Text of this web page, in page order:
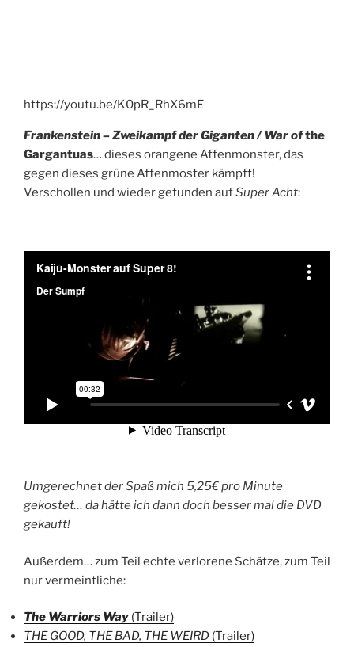
https://youtu.be/K0pR_RhX6mE
Frankenstein – Zweikampf der Giganten / War ofthe
Gargantuas… dieses orangene Affenmonster, das
gegen dieses grüne Affenmoster kämpft!
Verschollen und wieder gefunden aufSuper Acht:
Umgerechnet der Spaß mich 5,25€ pro Minute
gekostet… da hätte ich dann doch besser mal die DVD
gekauft!
Außerdem… zum Teil echte verlorene Schätze, zum Teil
nur vermeintliche:
The Warriors Way (Trailer)
THE GOOD, THE BAD, THE WEIRD (Trailer)